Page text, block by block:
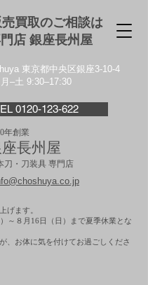
売買取のご相談は
店 銀座⻑州屋
東京都中央区銀座3-10-4
月–土 9:30–17:30
0120-123-622
年創業
長州屋
刀・刀装具 専門店
げます。
～８月16日（日）まで夏季休業とな
、お体に気を付けてお過ごしくださ